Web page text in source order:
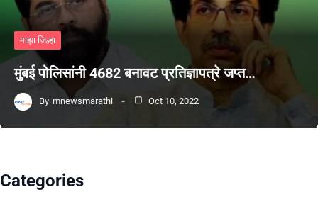
माझा जिल्हा
मुंबई पोलिसांनी 4682 बनावट प्रतिज्ञापत्रे जप्त…
By mnewsmarathi Oct 10, 2022
Categories